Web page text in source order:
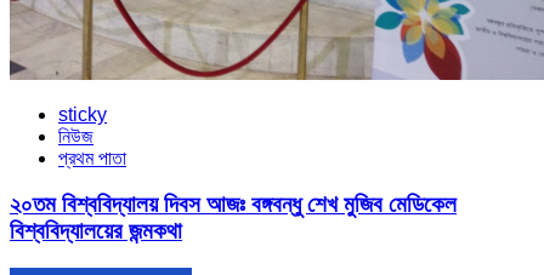
sticky
নিউজ
প্রথম পাতা
২০তম বিশ্ববিদ্যালয় দিবস আজঃ বঙ্গবন্ধু শেখ মুজিব মেডিকেল
বিশ্ববিদ্যালয়ের জন্মকথা